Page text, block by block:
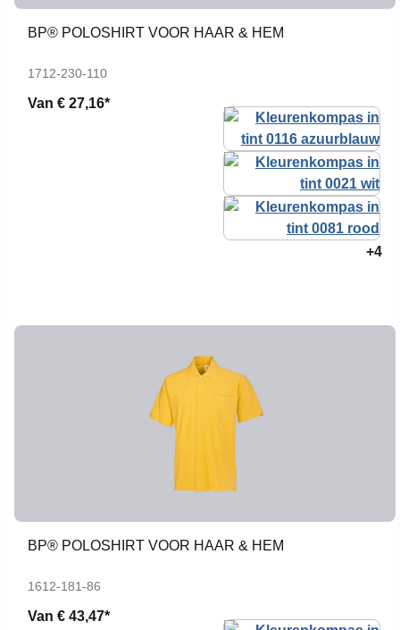
BP® POLOSHIRT VOOR HAAR & HEM
1712-230-110
Van € 27,16*
+4
BP® POLOSHIRT VOOR HAAR & HEM
1612-181-86
Van € 43,47*